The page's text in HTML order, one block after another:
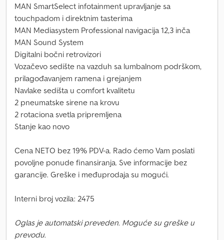
MAN SmartSelect infotainment upravljanje sa
touchpadom i direktnim tasterima
MAN Mediasystem Professional navigacija 12,3 inča
MAN Sound System
Digitalni bočni retrovizori
Vozačevo sedište na vazduh sa lumbalnom podrškom,
prilagođavanjem ramena i grejanjem
Navlake sedišta u comfort kvalitetu
2 pneumatske sirene na krovu
2 rotaciona svetla pripremljena
Stanje kao novo
Cena NETO bez 19% PDV-a. Rado ćemo Vam poslati
povoljne ponude finansiranja. Sve informacije bez
garancije. Greške i međuprodaja su mogući.
Interni broj vozila: 2475
Oglas je automatski preveden. Moguće su greške u
prevodu.